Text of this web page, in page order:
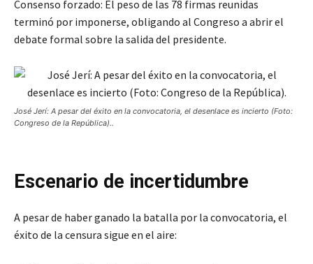
Consenso forzado: El peso de las 78 firmas reunidas
terminó por imponerse, obligando al Congreso a abrir el
debate formal sobre la salida del presidente.
José Jerí: A pesar del éxito en la convocatoria, el desenlace es incierto (Foto:
Congreso de la República)..
Escenario de incertidumbre
A pesar de haber ganado la batalla por la convocatoria, el
éxito de la censura sigue en el aire: